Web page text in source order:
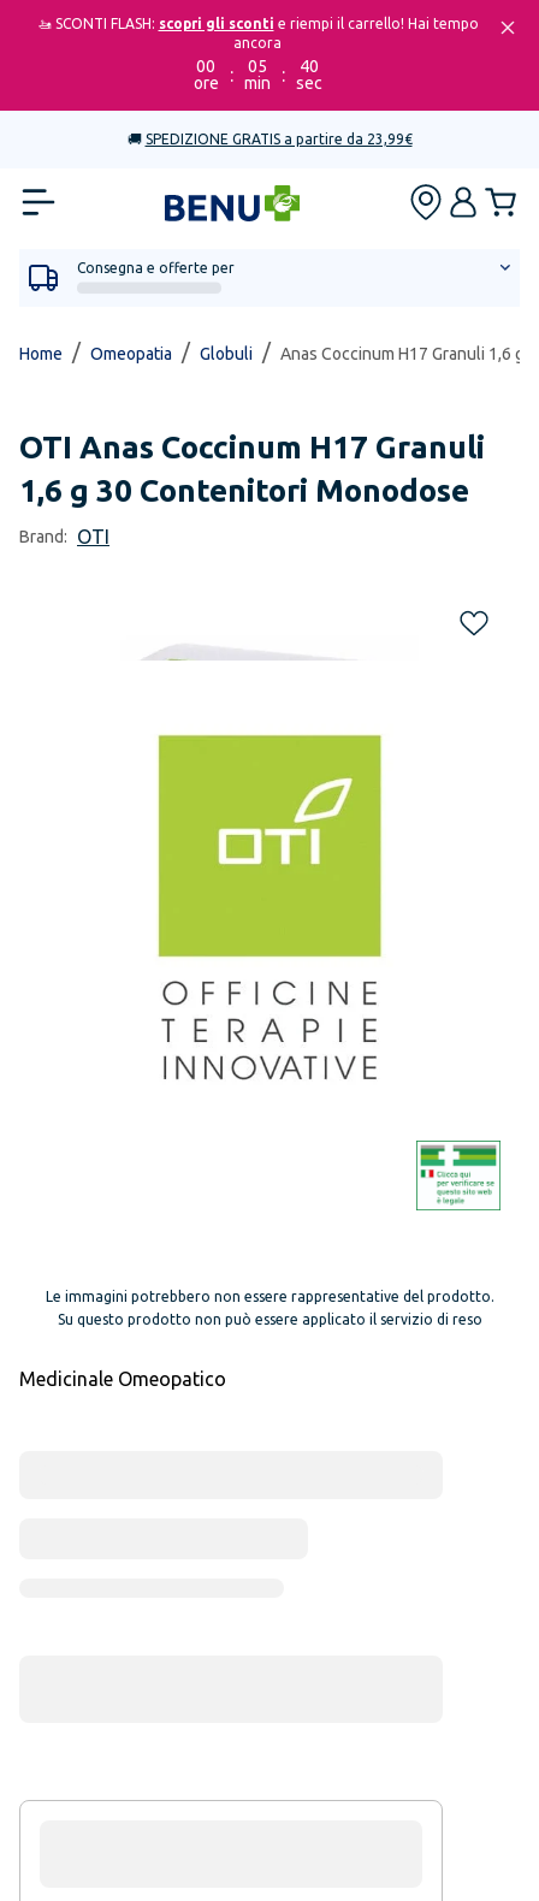
🚤 SCONTI FLASH: scopri gli sconti e riempi il carrello! Hai tempo
ancora
00
ore
:
05
min
:
40
sec
🚚 SPEDIZIONE GRATIS a partire da 23,99€
Consegna e offerte per
Home / Omeopatia / Globuli / Anas Coccinum H17 Granuli 1,6 g
OTI Anas Coccinum H17 Granuli
1,6 g 30 Contenitori Monodose
Brand: OTI
Le immagini potrebbero non essere rappresentative del prodotto.
Su questo prodotto non può essere applicato il servizio di reso
Medicinale Omeopatico